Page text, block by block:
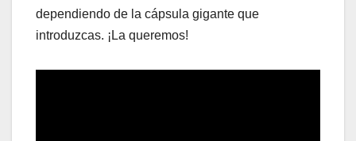
dependiendo de la cápsula gigante que
introduzcas. ¡La queremos!